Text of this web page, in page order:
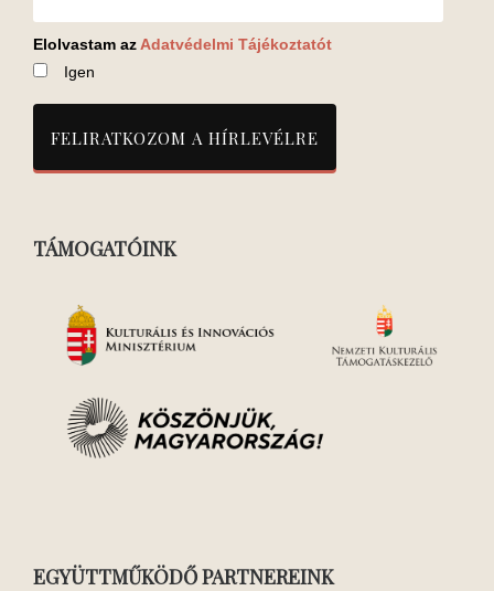
Elolvastam az Adatvédelmi Tájékoztatót
Igen
TÁMOGATÓINK
EGYÜTTMŰKÖDŐ PARTNEREINK